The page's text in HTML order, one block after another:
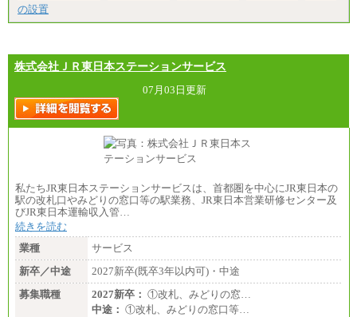
の設置
株式会社ＪＲ東日本ステーションサービス
07月03日更新
私たちJR東日本ステーションサービスは、首都圏を中心にJR東日本の
駅の改札口やみどりの窓口等の駅業務、JR東日本営業研修センター及
びJR東日本運輸収入管…
続きを読む
業種
サービス
新卒／中途
2027新卒(既卒3年以内可)・中途
募集職種
2027新卒： ①改札、みどりの窓…
中途： ①改札、みどりの窓口等…